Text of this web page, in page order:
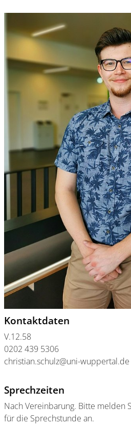
Kontaktdaten
V.12.58
0202 439 5306
christian.schulz@uni-wuppertal.de
Sprechzeiten
Nach Vereinbarung. Bitte melden
für die Sprechstunde an.